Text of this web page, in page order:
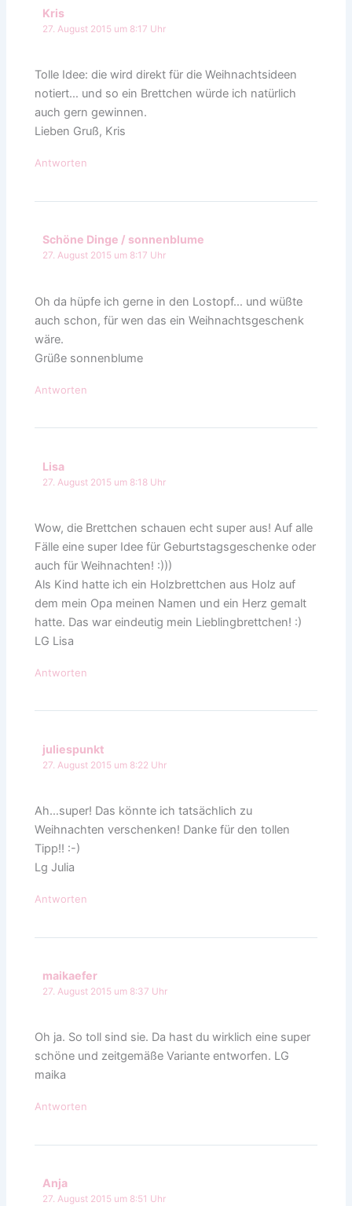
Kris
27. August 2015 um 8:17 Uhr
Tolle Idee: die wird direkt für die Weihnachtsideen
notiert… und so ein Brettchen würde ich natürlich
auch gern gewinnen.
Lieben Gruß, Kris
Antworten
Schöne Dinge / sonnenblume
27. August 2015 um 8:17 Uhr
Oh da hüpfe ich gerne in den Lostopf… und wüßte
auch schon, für wen das ein Weihnachtsgeschenk
wäre.
Grüße sonnenblume
Antworten
Lisa
27. August 2015 um 8:18 Uhr
Wow, die Brettchen schauen echt super aus! Auf alle
Fälle eine super Idee für Geburtstagsgeschenke oder
auch für Weihnachten! :)))
Als Kind hatte ich ein Holzbrettchen aus Holz auf
dem mein Opa meinen Namen und ein Herz gemalt
hatte. Das war eindeutig mein Lieblingbrettchen! :)
LG Lisa
Antworten
juliespunkt
27. August 2015 um 8:22 Uhr
Ah…super! Das könnte ich tatsächlich zu
Weihnachten verschenken! Danke für den tollen
Tipp!! :-)
Lg Julia
Antworten
maikaefer
27. August 2015 um 8:37 Uhr
Oh ja. So toll sind sie. Da hast du wirklich eine super
schöne und zeitgemäße Variante entworfen. LG
maika
Antworten
Anja
27. August 2015 um 8:51 Uhr